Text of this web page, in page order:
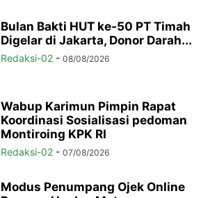
Bulan Bakti HUT ke-50 PT Timah
Digelar di Jakarta, Donor Darah...
Redaksi-02 - 08/08/2026
Wabup Karimun Pimpin Rapat
Koordinasi Sosialisasi pedoman
Montiroing KPK RI
Redaksi-02 - 07/08/2026
Modus Penumpang Ojek Online